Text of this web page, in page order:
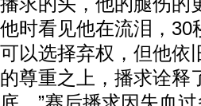
他时看见他在流泪，30
可以选择弃权，但他依
的尊重之上，播求诠释